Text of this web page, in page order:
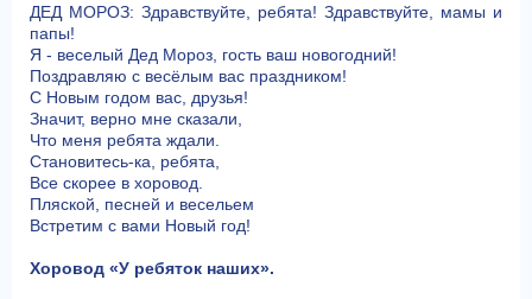
ДЕД МОРОЗ: Здравствуйте, ребята! Здравствуйте, мамы и
папы!
Я - веселый Дед Мороз, гость ваш новогодний!
Поздравляю с весёлым вас праздником!
С Новым годом вас, друзья!
Значит, верно мне сказали,
Что меня ребята ждали.
Становитесь-ка, ребята,
Все скорее в хоровод.
Пляской, песней и весельем
Встретим с вами Новый год!
Хоровод «У ребяток наших».